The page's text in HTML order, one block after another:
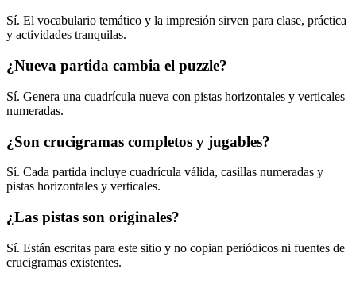
Sí. El vocabulario temático y la impresión sirven para clase, práctica
y actividades tranquilas.
¿Nueva partida cambia el puzzle?
Sí. Genera una cuadrícula nueva con pistas horizontales y verticales
numeradas.
¿Son crucigramas completos y jugables?
Sí. Cada partida incluye cuadrícula válida, casillas numeradas y
pistas horizontales y verticales.
¿Las pistas son originales?
Sí. Están escritas para este sitio y no copian periódicos ni fuentes de
crucigramas existentes.